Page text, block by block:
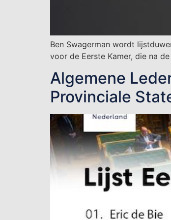
Ben Swagerman wordt
voor de Eerste Kamer, die na
Algemene
Provinciale